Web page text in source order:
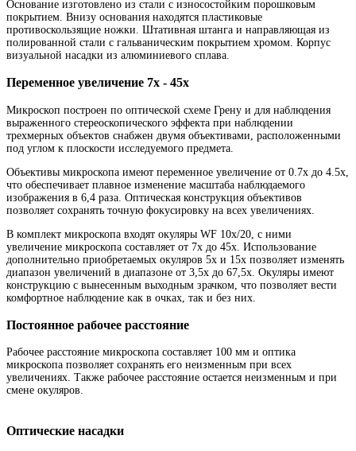
Основание изготовлено из стали с износостойким порошковым
покрытием. Внизу основания находятся пластиковые
противоскользящие ножки. Штативная штанга и направляющая из
полированной стали с гальваническим покрытием хромом. Корпус
визуальной насадки из алюминиевого сплава.
Переменное увеличение 7х - 45х
Микроскоп построен по оптической схеме Грену и для наблюдения
выраженного стереоскопического эффекта при наблюдении
трехмерных объектов снабжен двумя объективами, расположенными
под углом к плоскости исследуемого предмета.
Объективы микроскопа имеют переменное увеличение от 0.7х до 4.5х,
что обеспечивает плавное изменение масштаба наблюдаемого
изображения в 6,4 раза. Оптическая конструкция объективов
позволяет сохранять точную фокусировку на всех увеличениях.
В комплект микроскопа входят окуляры WF 10х/20, с ними
увеличение микроскопа составляет от 7х до 45х. Использование
дополнительно приобретаемых окуляров 5х и 15х позволяет изменять
диапазон увеличений в диапазоне от 3,5х до 67,5х. Окуляры имеют
конструкцию с вынесенным выходным зрачком, что позволяет вести
комфортное наблюдение как в очках, так и без них.
Постоянное рабочее расстояние
Рабочее расстояние микроскопа составляет 100 мм и оптика
микроскопа позволяет сохранять его неизменным при всех
увеличениях. Также рабочее расстояние остается неизменным и при
смене окуляров.
Оптические насадки